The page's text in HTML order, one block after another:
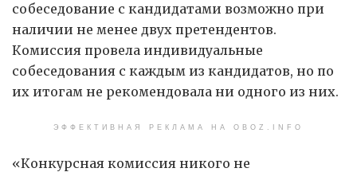
собеседование с кандидатами возможно при
наличии не менее двух претендентов.
Комиссия провела индивидуальные
собеседования с каждым из кандидатов, но по
их итогам не рекомендовала ни одного из них.
ЭФФЕКТИВНАЯ РЕКЛАМА НА OBOZ.INFO
«Конкурсная комиссия никого не